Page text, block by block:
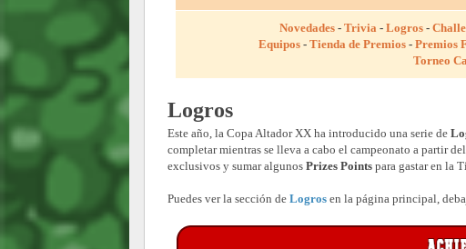
Novedades- Trivia - Logros-
Equipos -Tienda de Premios -Premios
Torneo
Logros
Este año, la Copa Altador XX ha introducido una serie de
completar mientras se lleva a cabo el campeonato a partir
exclusivos y sumar algunos Prizes Points para gastar en la
Puedes ver la sección de Logros en la página principal,